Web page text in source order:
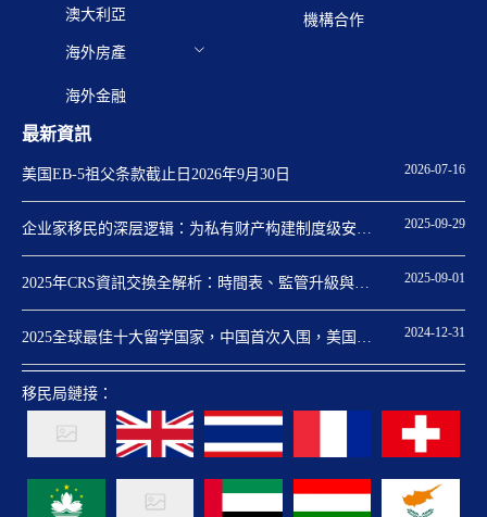
澳大利亞
海外房產
海外金融
機構合作
最新資訊
2026-07-16
美国EB-5祖父条款截止日2026年9月30日
2025-09-29
企业家移民的深层逻辑：为私有财产构建制度级安全
2025-09-01
2025年CRS資訊交換全解析：時間表、監管升級與身
2024-12-31
2025全球最佳十大留学国家，中国首次入围，美国重
移民局鏈接：